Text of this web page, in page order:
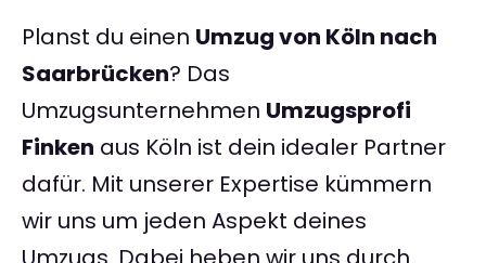
Planst du einen Umzug von Köln nach
Saarbrücken? Das
Umzugsunternehmen Umzugsprofi
Finken aus Köln ist dein idealer Partner
dafür. Mit unserer Expertise kümmern
wir uns um jeden Aspekt deines